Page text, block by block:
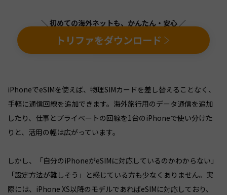
＼ 初めての海外ネットも、かんたん・安心 ／
トリファをダウンロード
iPhoneでeSIMを使えば、物理SIMカードを差し替えることなく、
手軽に通信回線を追加できます。海外旅行用のデータ通信を追加
したり、仕事とプライベートの回線を1台のiPhoneで使い分けた
りと、活用の幅は広がっています。
しかし、「自分のiPhoneがeSIMに対応しているのかわからない」
「設定方法が難しそう」と感じている方も少なくありません。実
際には、iPhone XS以降のモデルであればeSIMに対応しており、